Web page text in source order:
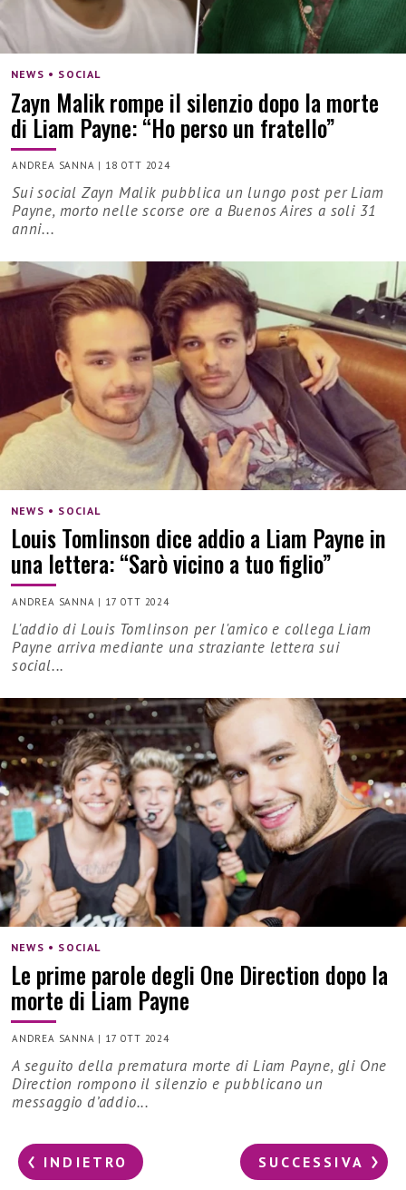
NEWS • SOCIAL
Zayn Malik rompe il silenzio dopo la morte
di Liam Payne: “Ho perso un fratello”
ANDREA SANNA | 18 OTT 2024
Sui social Zayn Malik pubblica un lungo post per Liam
Payne, morto nelle scorse ore a Buenos Aires a soli 31
anni...
NEWS • SOCIAL
Louis Tomlinson dice addio a Liam Payne in
una lettera: “Sarò vicino a tuo figlio”
ANDREA SANNA | 17 OTT 2024
L'addio di Louis Tomlinson per l'amico e collega Liam
Payne arriva mediante una straziante lettera sui
social...
NEWS • SOCIAL
Le prime parole degli One Direction dopo la
morte di Liam Payne
ANDREA SANNA | 17 OTT 2024
A seguito della prematura morte di Liam Payne, gli One
Direction rompono il silenzio e pubblicano un
messaggio d’addio...
INDIETRO SUCCESSIVA